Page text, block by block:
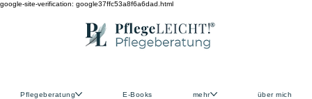
google-site-verification: google37ffc53a8f6a6dad.html
Pflegeberatung E-Books mehr über mich